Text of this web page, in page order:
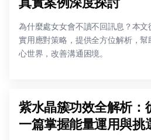
為什麼處女女會不讀不回訊息？本文
實用應對策略，提供全方位解析，
心世界，改善溝通困境。
紫水晶簇功效全解析：
一篇掌握能量運用與挑